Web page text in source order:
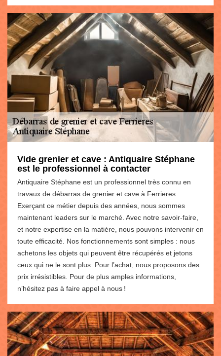
Vide grenier et cave : Antiquaire Stéphane
est le professionnel à contacter
Antiquaire Stéphane est un professionnel très connu en
travaux de débarras de grenier et cave à Ferrieres.
Exerçant ce métier depuis des années, nous sommes
maintenant leaders sur le marché. Avec notre savoir-faire,
et notre expertise en la matière, nous pouvons intervenir en
toute efficacité. Nos fonctionnements sont simples : nous
achetons les objets qui peuvent être récupérés et jetons
ceux qui ne le sont plus. Pour l’achat, nous proposons des
prix irrésistibles. Pour de plus amples informations,
n’hésitez pas à faire appel à nous !